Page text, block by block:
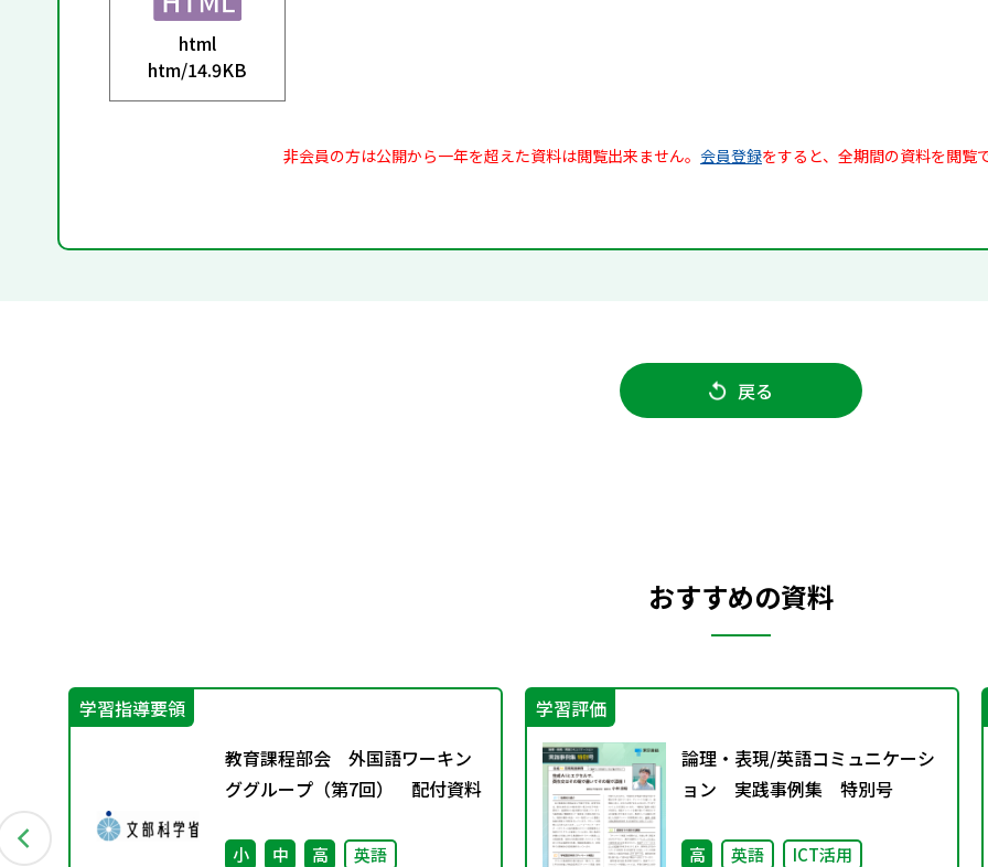
html
htm/14.9KB
非会員の方は公開から一年を超えた資料は閲覧出来ません。 会員登録をすると、全期間の資料を閲覧
戻る
おすすめの資料
あ
学習指導要領
教育課程部会 外国語ワーキン
ググループ（第7回） 配付資料
小 中 高 英語
学習評価
論理・表現/英語コミュニケーシ
ョン 実践事例集 特別号
高 英語 ICT活用